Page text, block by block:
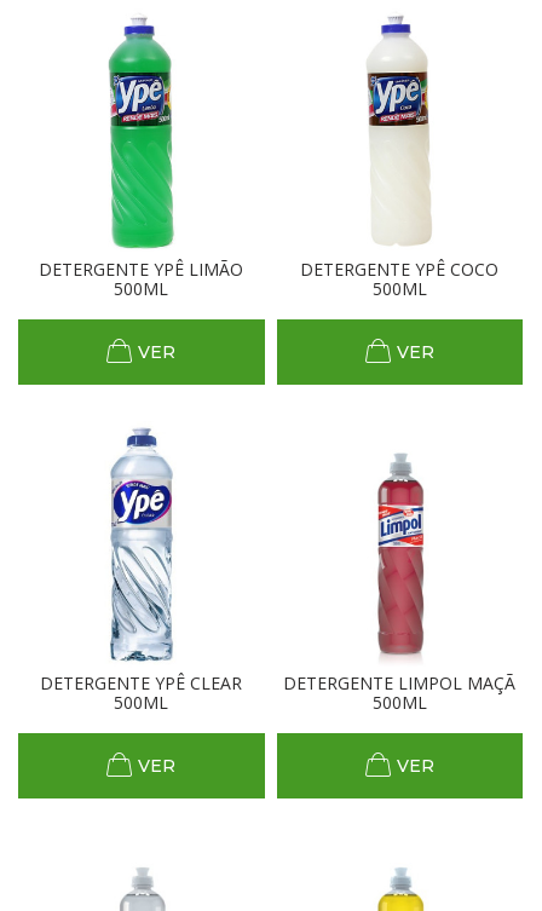
DETERGENTE YPÊ LIMÃO
500ML
VER
DETERGENTE YPÊ COCO
500ML
VER
DETERGENTE YPÊ CLEAR
500ML
VER
DETERGENTE LIMPOL MAÇÃ
500ML
VER